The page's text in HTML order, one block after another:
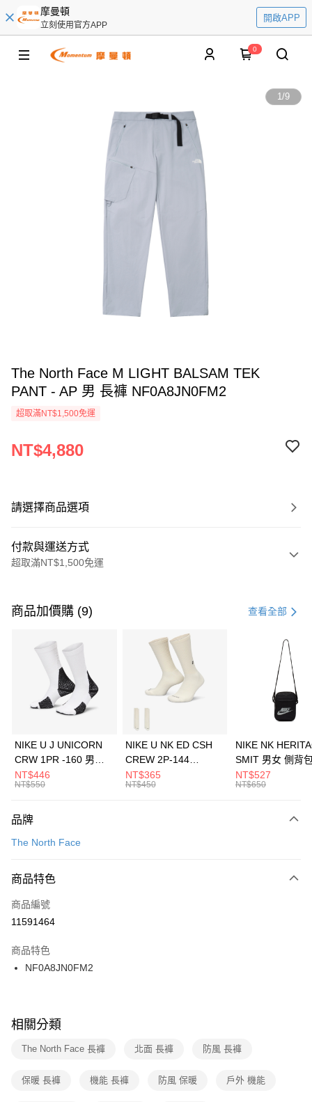
摩曼頓
立刻使用官方APP
開啟APP
0
1/9
The North Face M LIGHT BALSAM TEK
PANT - AP 男 長褲 NF0A8JN0FM2
超取滿NT$1,500免運
NT$4,880
請選擇商品選項
付款與運送方式
超取滿NT$1,500免運
信用卡一次付款
3 期 0 利率 每期 21家銀行
合作金庫商業銀行
第一商業銀行
華南商業銀行
彰化商業銀行
上海商業儲蓄銀行
元大商業銀行
台灣樂天信用卡公司
Apple Pay
全盈+PAY
AFTEE先享後付
【關於「AFTEE先享後付」】
便利好安心！
３．安心：先確認商品／服務後，再付款。
【「AFTEE先享後付」結帳流程】
１．於結帳方式選擇「AFTEE先享後付」後，將跳轉至「AFTEE先享後付」
２．訂單成立數日內，您將收到繳費通知簡訊。
３．收到繳費通知簡訊後14天內，點擊此簡訊中的連結，可透過四大超商／
ATM／網路銀行／等多元方式進行付款，方視為交易完成。
※ 交易是否成功請以「AFTEE先享後付 」之結帳頁面顯示為準，若有關於
是否繳費成功／繳費後需取消欲退款等相關疑問，請聯繫「AFTEE先享後付
客戶支援中心」https://netprotections.freshdesk.com/support/home
１．透過由恩沛科技股份有限公司提供之「AFTEE先享後付」服務完成之交
運送方式
每筆NT$100，滿NT$1,500(含以上)免運費
宅配
每筆NT$100，滿NT$1,500(含以上)免運費
付款後門市自取
每筆NT$100，滿NT$1,500(含以上)免運費
商品加價購 (9) 查看全部
NIKE U J UNICORN
CRW 1PR -160 男女
中統襪 FZ3393100
NT$446
NT$550
NIKE U NK ED CSH
CREW 2P-144
EMBRDY 男女 短統襪
FZ3073133
NT$365
NT$450
NIKE NK
SMIT 男女 側背
BA5871010
NT$527
NT$650
品牌
The North Face
商品特色
商品編號
11591464
商品特色
NF0A8JN0FM2
相關分類
The North Face 長褲 北面 長褲 防風 長褲
保暖 長褲 機能 長褲 防風 保暖 戶外 機能